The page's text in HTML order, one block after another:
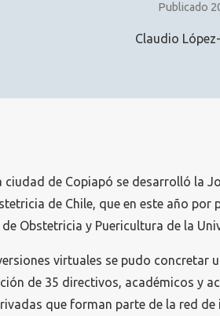
Publicado
Claudio
ciudad de Copiapó se desarrolló la
de Chile, que en este año por
Obstetricia y Puericultura de la
virtuales se pudo concretar
de 35 directivos, académicos y
que forman parte de la red